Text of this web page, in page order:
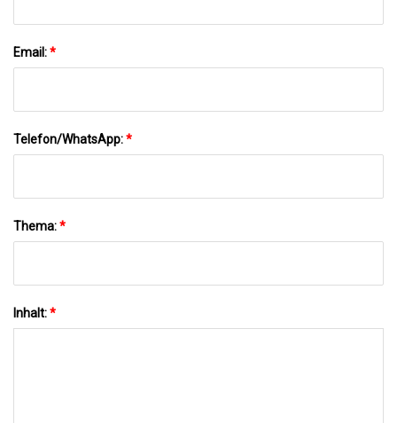
Email:*
Telefon/WhatsApp:*
Thema:*
Inhalt:*